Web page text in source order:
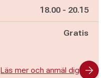
Pågår mellan
18.00 - och
20.15
Gratis
Läs mer och anmäl dig